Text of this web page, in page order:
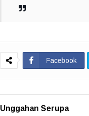
Facebook
Unggahan Serupa